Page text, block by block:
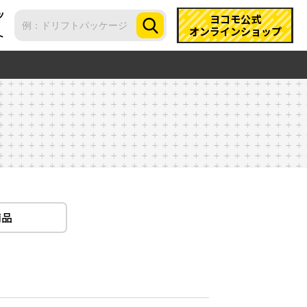
ヨコモ公式
オンラインショップ